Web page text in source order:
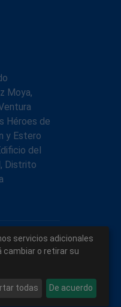
Moya,
Héroes de
y Estero
del
Distrito
servicios adicionales
cambiar o retirar su
todas De acuerdo